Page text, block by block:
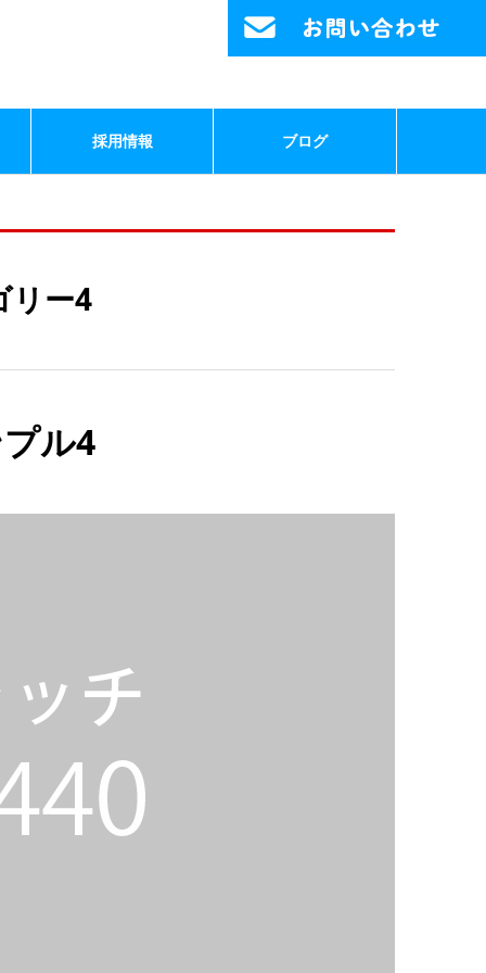
採用情報 ブログ
リー4
ル4